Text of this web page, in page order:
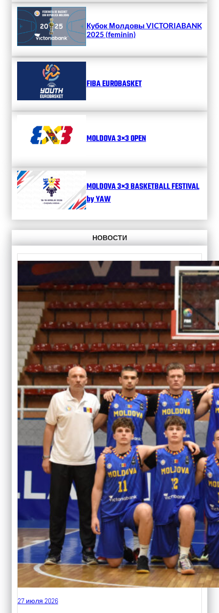
Кубок Молдовы VICTORIABANK
2025 (feminin)
FIBA EUROBASKET
MOLDOVA 3×3 OPEN
MOLDOVA 3×3 BASKETBALL FESTIVAL
by YAW
НОВОСТИ
27 июля 2026